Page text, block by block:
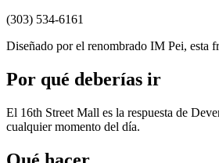
(303) 534-6161
Diseñado por el renombrado IM Pei, esta
Por qué deberías ir
El 16th Street Mall es la respuesta de
cualquier momento del día.